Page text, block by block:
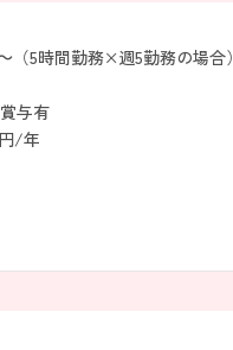
（5時間勤務×週5勤務の場合）
与有
/年